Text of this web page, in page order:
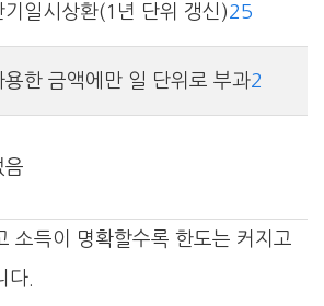
기일시상환(1년 단위 갱신)25
용한 금액에만 일 단위로 부과2
음
소득이 명확할수록 한도는 커지고
다.